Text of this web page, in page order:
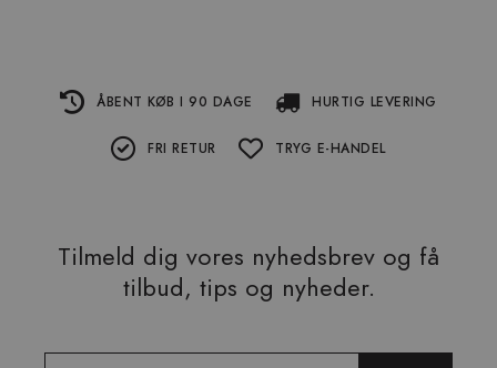
ÅBENT KØB I 90 DAGE HURTIG LEVERING
FRI RETUR TRYG E-HANDEL
Tilmeld dig vores nyhedsbrev og få
tilbud, tips og nyheder.